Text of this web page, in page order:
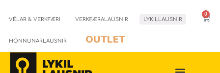
VÉLAR & VERKFÆRI VERKFÆRALAUSNIR LYKILLAUSNIR
HÖNNUNARLAUSNIR OUTLET
0